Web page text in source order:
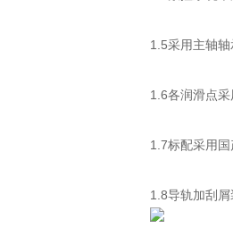
1.5采用主轴
1.6各润滑点
1.7标配采用
1.8导轨加刮